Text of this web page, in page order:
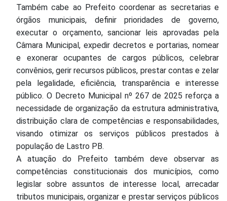
Também cabe ao Prefeito coordenar as secretarias e
órgãos municipais, definir prioridades de governo,
executar o orçamento, sancionar leis aprovadas pela
Câmara Municipal, expedir decretos e portarias, nomear
e exonerar ocupantes de cargos públicos, celebrar
convênios, gerir recursos públicos, prestar contas e zelar
pela legalidade, eficiência, transparência e interesse
público. O Decreto Municipal nº 267 de 2025 reforça a
necessidade de organização da estrutura administrativa,
distribuição clara de competências e responsabilidades,
visando otimizar os serviços públicos prestados à
população de Lastro PB.
A atuação do Prefeito também deve observar as
competências constitucionais dos municípios, como
legislar sobre assuntos de interesse local, arrecadar
tributos municipais, organizar e prestar serviços públicos